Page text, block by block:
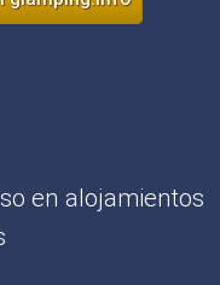
en alojamientos